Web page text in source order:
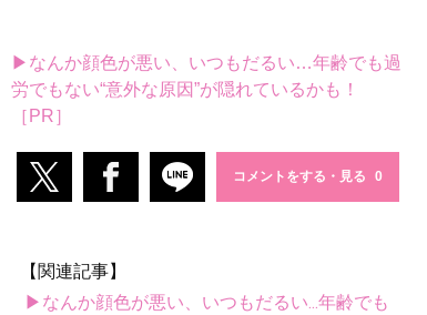
▶なんか顔色が悪い、いつもだるい…年齢でも過
労でもない“意外な原因”が隠れているかも！
［PR］
コメントをする・見る
【関連記事】
▶なんか顔色が悪い、いつもだるい...年齢でも